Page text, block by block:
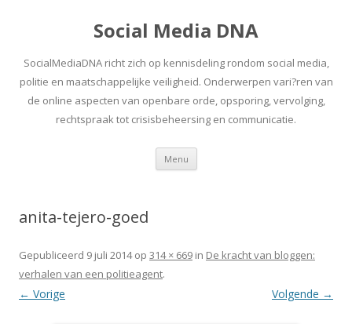
Social Media DNA
SocialMediaDNA richt zich op kennisdeling rondom social media,
politie en maatschappelijke veiligheid. Onderwerpen vari?ren van
de online aspecten van openbare orde, opsporing, vervolging,
rechtspraak tot crisisbeheersing en communicatie.
Menu Spring
inhoud
anita-tejero-goed
Gepubliceerd 9 juli 2014op 314 × 669 in De kracht van bloggen:
verhalen van een politieagent.
← Vorige Volgende →